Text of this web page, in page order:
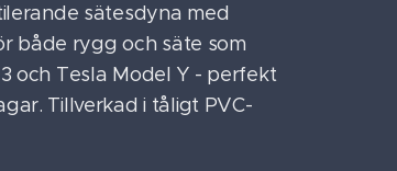
sätesdyna med
både rygg och säte som
och Tesla Model Y - perfekt
Tillverkad i tåligt PVC-